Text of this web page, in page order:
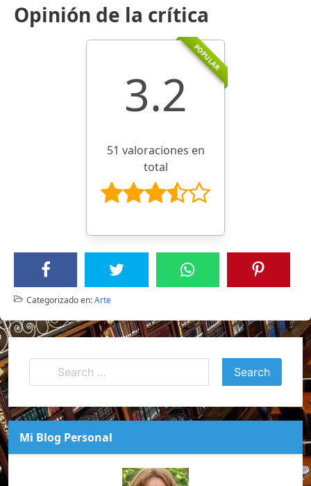
Opinión de la crítica
POPULAR
3.2
51 valoraciones en
total
Categorizado en:Arte
Mi Blog Personal